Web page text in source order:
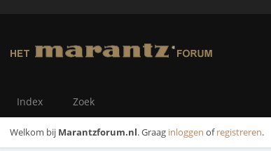
Index Zoek
Welkom bij Marantzforum.nl. Graag inloggen ofregistreren.